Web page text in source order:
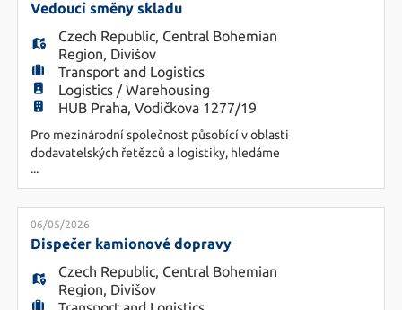
kvality v souladu se stanovenými směrnicemi a
Vedoucí směny skladu
Czech Republic, Central Bohemian
Region, Divišov
Transport and Logistics
Logistics / Warehousing
HUB Praha, Vodičkova 1277/19
Pro mezinárodní společnost působící v oblasti
dodavatelských řetězců a logistiky, hledáme
kandidáta na pozici Vedoucího směny skladu.
Náplň práce - zodpovědnost za chod směny,
delegování úkolů - řízení a koordinace
každodenního provozu skladu - vedení a školení
skladníků - dohled na kvalitou práce a dodržování
...
06/05/2026
Dispečer kamionové dopravy
Czech Republic, Central Bohemian
Region, Divišov